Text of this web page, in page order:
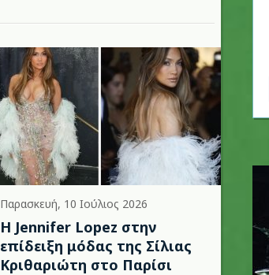
Παρασκευή, 10 Ιούλιος 2026
Η Jennifer Lopez στην
επίδειξη μόδας της Σίλιας
Κριθαριώτη στο Παρίσι